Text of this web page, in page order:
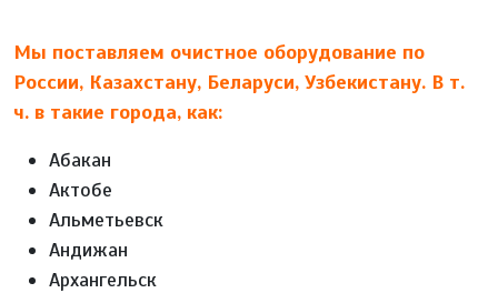
Мы поставляем очистное оборудование по
России, Казахстану, Беларуси, Узбекистану. В т.
ч. в такие города, как:
Абакан
Актобе
Альметьевск
Андижан
Архангельск